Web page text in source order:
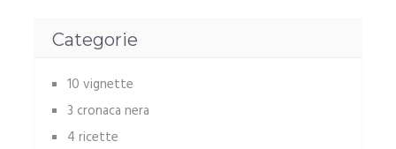
Categorie
10 vignette
3 cronaca nera
4 ricette